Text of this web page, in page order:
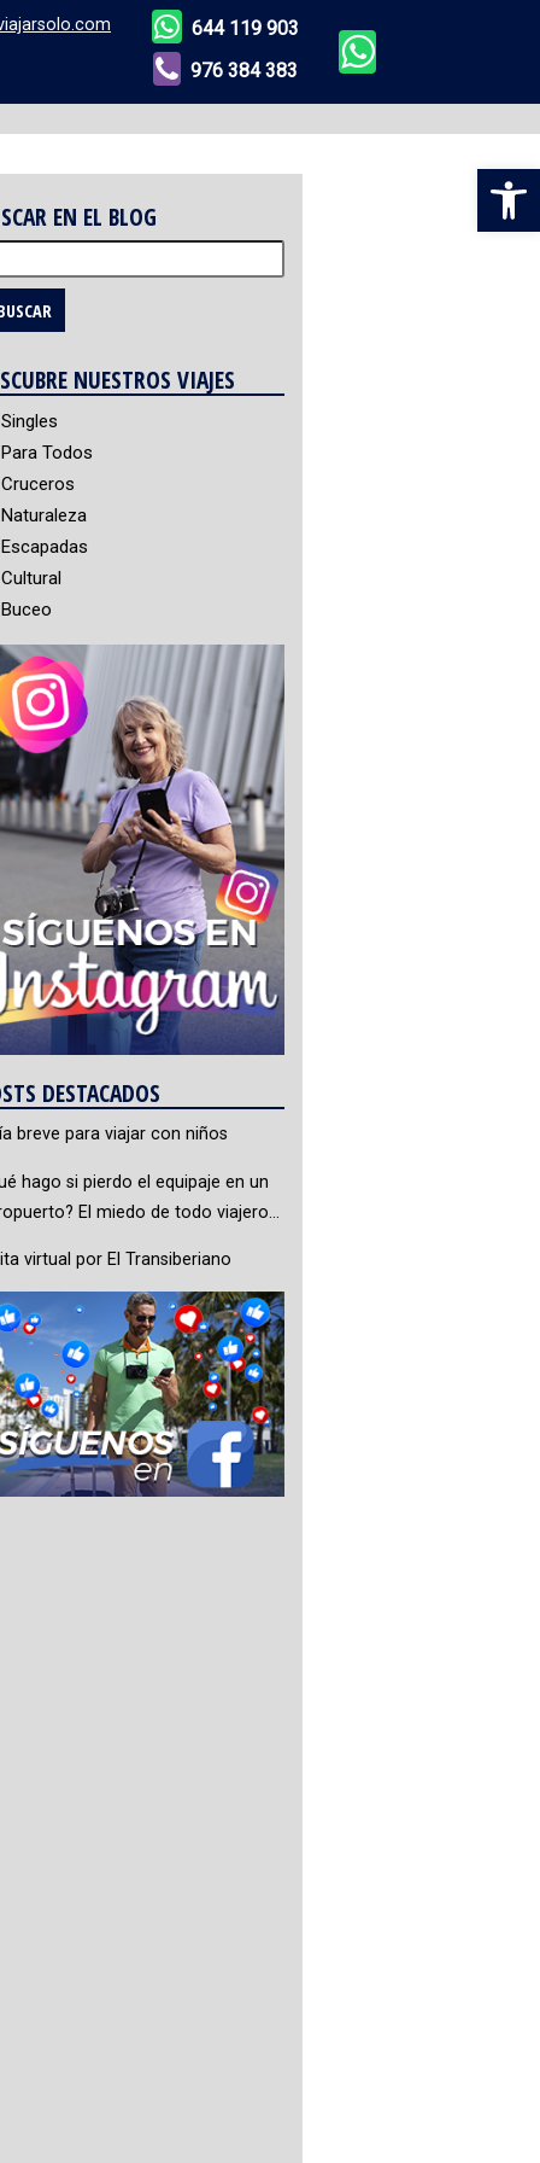
644 119 903
976 384 383
EN EL BLOG
NUESTROS VIAJES
Singles
Para Todos
Cruceros
Naturaleza
Escapadas
Cultural
Buceo
DESTACADOS
breve para viajar con niños
hago si pierdo el equipaje en un
El miedo de todo viajero…
virtual por El Transiberiano